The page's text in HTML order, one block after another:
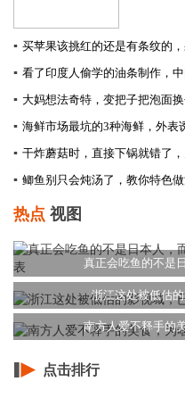
▪ 买苹果该挑红的还是有条纹的
▪ 看了印度人偷学的油条制作，
▪ 大妈想法奇特，变把子把泡面
▪ 海鲜市场最坑的3种海鲜，外表
▪ 干炸蘑菇时，直接下锅就错了，
▪ 鲫鱼别只会炖汤了，教你特色
热点 视图
真正会吃鱼的不是
浙江这处被低估
南方人爱不释手的
点击排行